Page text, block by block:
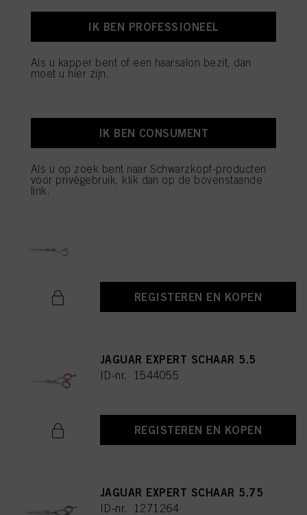
REGISTEREN EN KOPEN
REGISTEREN EN KOPEN
REGISTEREN EN KOPEN
JAGUAR EXPERT SCHAAR 5.5
ID-nr. 1544055
REGISTEREN EN KOPEN
JAGUAR EXPERT SCHAAR 5.75
ID-nr. 1271264
IK BEN PROFESSIONEEL
Als u kapper bent of een haarsalon bezit, dan
moet u hier zijn.
IK BEN CONSUMENT
Als u op zoek bent naar Schwarzkopf-producten
voor privégebruik, klik dan op de bovenstaande
link.